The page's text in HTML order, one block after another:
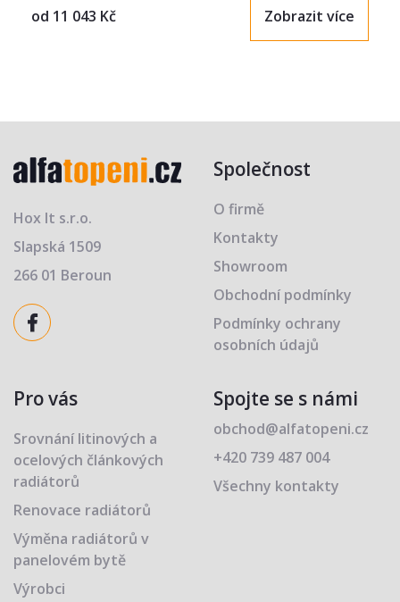
od 11 043 Kč Zobrazit více
Hox It s.r.o.
Slapská 1509
266 01 Beroun
Společnost
O firmě
Kontakty
Showroom
Obchodní podmínky
Podmínky ochrany
osobních údajů
Pro vás
Srovnání litinových a
ocelových článkových
radiátorů
Renovace radiátorů
Výměna radiátorů v
panelovém bytě
Výrobci
Spojte se s námi
obchod@alfatopeni.cz
+420 739 487 004
Všechny kontakty